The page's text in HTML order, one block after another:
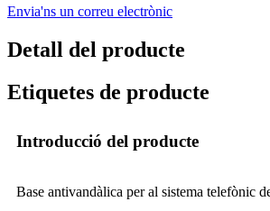
Envia'ns un correu electrònic
Detall del producte
Etiquetes de producte
Introducció del producte
Base antivandàlica per al sistema telefònic